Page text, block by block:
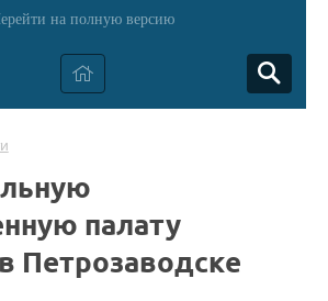
на полную версию
палату
Петрозаводске